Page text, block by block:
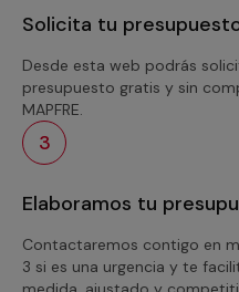
Solicita tu
Desde esta web podrás
presupuesto gratis y sin
MAPFRE.
3
Elaboramos tu
Contactaremos contigo en
3 si es una urgencia y te